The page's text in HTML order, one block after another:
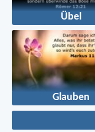
Übel
Glauben